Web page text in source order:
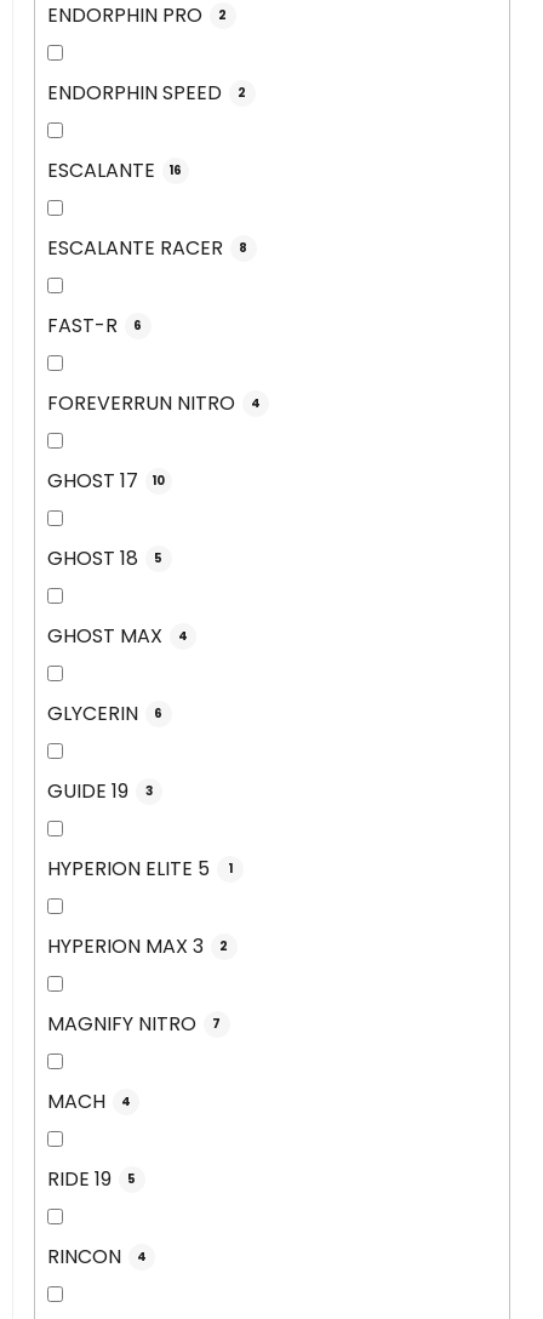
ENDORPHIN PRO 2
ENDORPHIN SPEED 2
ESCALANTE 16
ESCALANTE RACER 8
FAST-R 6
FOREVERRUN NITRO 4
GHOST 17 10
GHOST 18 5
GHOST MAX 4
GLYCERIN 6
GUIDE 19 3
HYPERION ELITE 5 1
HYPERION MAX 3 2
MAGNIFY NITRO 7
MACH 4
RIDE 19 5
RINCON 4